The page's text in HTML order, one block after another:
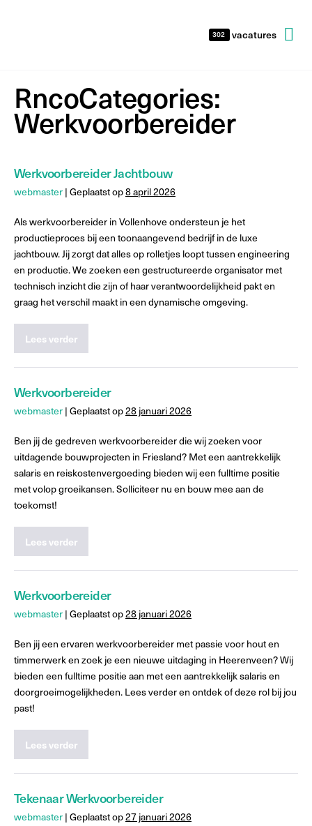
302 vacatures
RncoCategories:
Werkvoorbereider
Werkvoorbereider Jachtbouw
webmaster | Geplaatst op8 april 2026
Als werkvoorbereider in Vollenhove ondersteun je het
productieproces bij een toonaangevend bedrijf in de luxe
jachtbouw. Jij zorgt dat alles op rolletjes loopt tussen engineering
en productie. We zoeken een gestructureerde organisator met
technisch inzicht die zijn of haar verantwoordelijkheid pakt en
graag het verschil maakt in een dynamische omgeving.
Lees verder
Werkvoorbereider
webmaster | Geplaatst op28 januari 2026
Ben jij de gedreven werkvoorbereider die wij zoeken voor
uitdagende bouwprojecten in Friesland? Met een aantrekkelijk
salaris en reiskostenvergoeding bieden wij een fulltime positie
met volop groeikansen. Solliciteer nu en bouw mee aan de
toekomst!
Lees verder
Werkvoorbereider
webmaster | Geplaatst op28 januari 2026
Ben jij een ervaren werkvoorbereider met passie voor hout en
timmerwerk en zoek je een nieuwe uitdaging in Heerenveen? Wij
bieden een fulltime positie aan met een aantrekkelijk salaris en
doorgroeimogelijkheden. Lees verder en ontdek of deze rol bij jou
past!
Lees verder
Tekenaar Werkvoorbereider
webmaster | Geplaatst op27 januari 2026